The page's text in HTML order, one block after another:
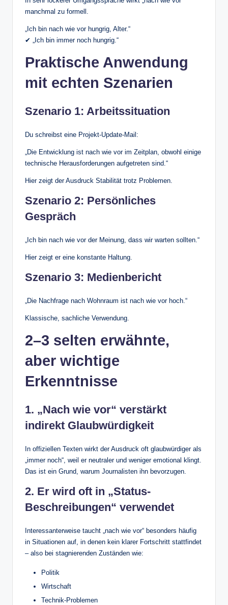
manchmal zu formell.
„Ich bin nach wie vor hungrig, Alter.“
✔ „Ich bin immer noch hungrig.“
Praktische Anwendung
mit echten Szenarien
Szenario 1: Arbeitssituation
Du schreibst eine Projekt-Update-Mail:
„Die Entwicklung ist nach wie vor im Zeitplan, obwohl einige
technische Herausforderungen aufgetreten sind.“
Hier zeigt der Ausdruck Stabilität trotz Problemen.
Szenario 2: Persönliches
Gespräch
„Ich bin nach wie vor der Meinung, dass wir warten sollten.“
Hier zeigt er eine konstante Haltung.
Szenario 3: Medienbericht
„Die Nachfrage nach Wohnraum ist nach wie vor hoch.“
Klassische, sachliche Verwendung.
2–3 selten erwähnte,
aber wichtige
Erkenntnisse
1. „Nach wie vor“ verstärkt
indirekt Glaubwürdigkeit
In offiziellen Texten wirkt der Ausdruck oft glaubwürdiger als
„immer noch“, weil er neutraler und weniger emotional klingt.
Das ist ein Grund, warum Journalisten ihn bevorzugen.
2. Er wird oft in „Status-
Beschreibungen“ verwendet
Interessanterweise taucht „nach wie vor“ besonders häufig
in Situationen auf, in denen kein klarer Fortschritt stattfindet
– also bei stagnierenden Zuständen wie:
Politik
Wirtschaft
Technik-Problemen